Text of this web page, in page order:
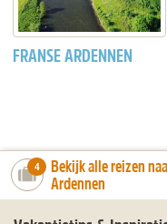
FRANSE ARDENNEN
number_of_trips:
4
Bekijk alle reizen
Ardennen